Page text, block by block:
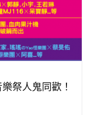
祭人鬼同歡！